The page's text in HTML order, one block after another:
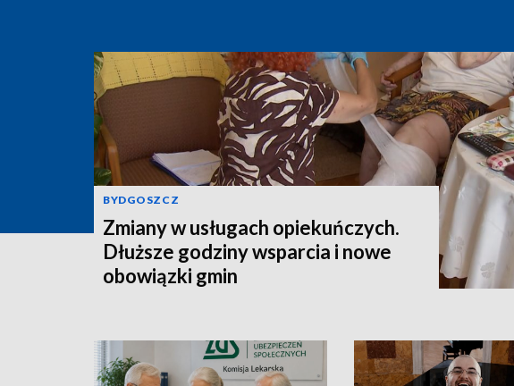
BYDGOSZCZ
Zmiany w usługach opiekuńczych.
Dłuższe godziny wsparcia i nowe
obowiązki gmin